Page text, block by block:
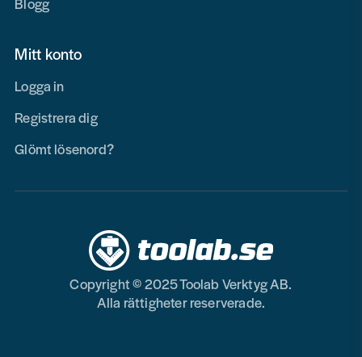
Mitt konto
Logga in
Registrera dig
Glömt lösenord?
Copyright © 2025 Toolab Verktyg AB.
Alla rättigheter reserverade.